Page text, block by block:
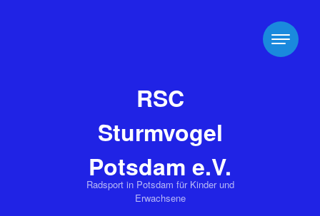
RSC
Sturmvogel
Potsdam e.V.
Radsport in Potsdam für Kinder und
Erwachsene